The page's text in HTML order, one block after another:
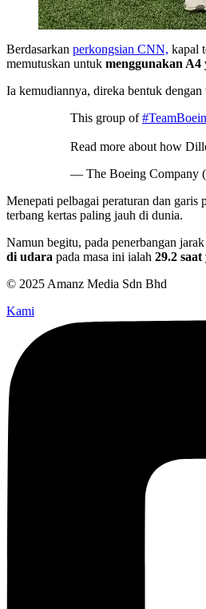
Berdasarkan perkongsian CNN, kapal
memutuskan untuk menggunakan A4
Ia kemudiannya, direka bentuk
This group of
Read more about how
— The Boeing Company
Menepati pelbagai peraturan dan garis
terbang kertas paling jauh di dunia.
Namun begitu, pada penerbangan
di udara pada masa ini ialah 29.2
© 2025 Amanz Media Sdn Bhd
Kami